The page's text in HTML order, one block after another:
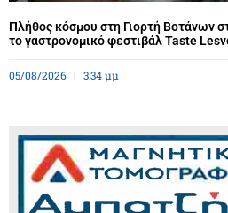
Πλήθος κόσμου στη Γιορτή Βοτάνων
το γαστρονομικό φεστιβάλ Taste
05/08/2026 3:34 μμ